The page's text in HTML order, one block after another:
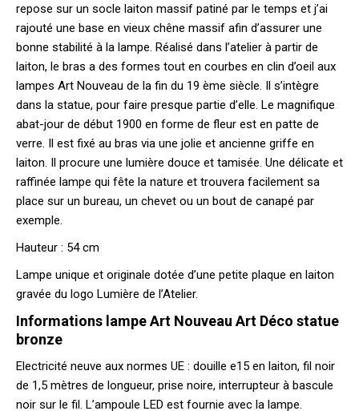
repose sur un socle laiton massif patiné par le temps et j’ai
rajouté une base en vieux chêne massif afin d’assurer une
bonne stabilité à la lampe. Réalisé dans l’atelier à partir de
laiton, le bras a des formes tout en courbes en clin d’oeil aux
lampes Art Nouveau de la fin du 19 ème siècle. Il s’intègre
dans la statue, pour faire presque partie d’elle. Le magnifique
abat-jour de début 1900 en forme de fleur est en patte de
verre. Il est fixé au bras via une jolie et ancienne griffe en
laiton. Il procure une lumière douce et tamisée. Une délicate et
raffinée lampe qui fête la nature et trouvera facilement sa
place sur un bureau, un chevet ou un bout de canapé par
exemple.
Hauteur : 54 cm
Lampe unique et originale dotée d’une petite plaque en laiton
gravée du logo Lumière de l’Atelier.
Informations lampe Art Nouveau Art Déco statue
bronze
Electricité neuve aux normes UE : douille e15 en laiton, fil noir
de 1,5 mètres de longueur, prise noire, interrupteur à bascule
noir sur le fil. L’ampoule LED est fournie avec la lampe.